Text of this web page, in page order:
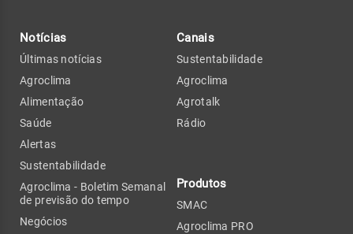
Notícias
Últimas notícias
Agroclima
Alimentação
Saúde
Alertas
Sustentabilidade
Agroclima - Boletim Semanal
de previsão do tempo
Negócios
Canais
Sustentabilidade
Agroclima
Agrotalk
Rádio
Produtos
SMAC
Agroclima PRO